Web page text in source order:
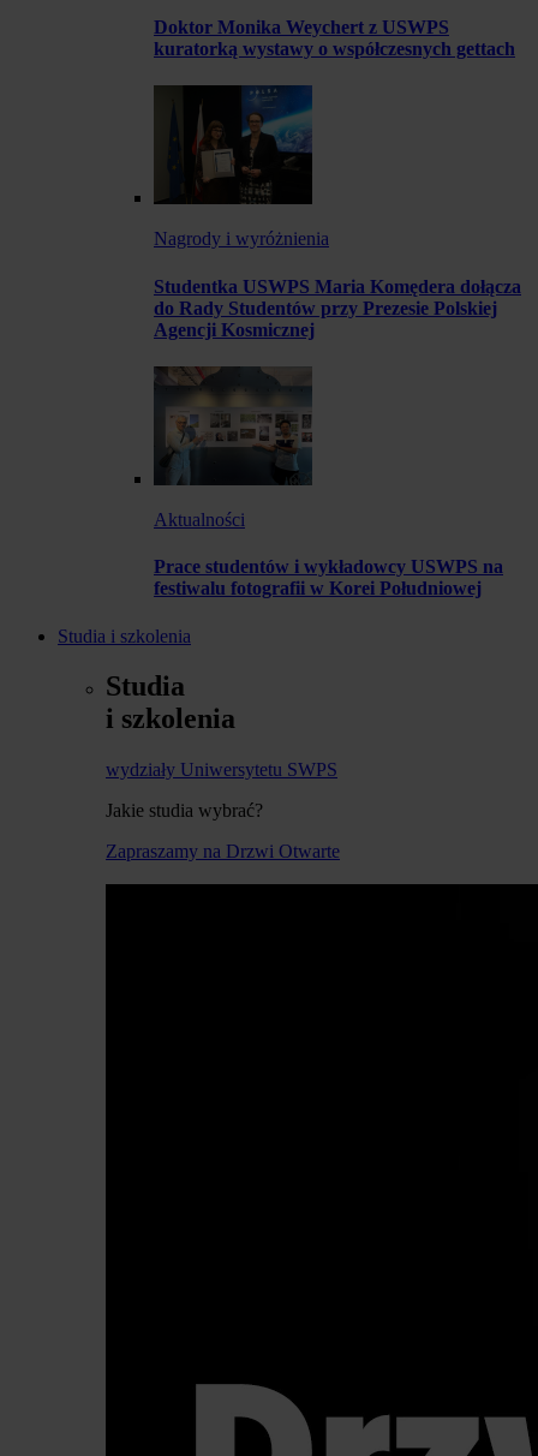
Doktor Monika Weychert z USWPS
kuratorką wystawy o współczesnych gettach
Nagrody i wyróżnienia
Studentka USWPS Maria Komędera dołącza
do Rady Studentów przy Prezesie Polskiej
Agencji Kosmicznej
Aktualności
Prace studentów i wykładowcy USWPS na
festiwalu fotografii w Korei Południowej
Studia i szkolenia
Studia
i szkolenia
wydziały Uniwersytetu SWPS
Jakie studia wybrać?
Zapraszamy na Drzwi Otwarte